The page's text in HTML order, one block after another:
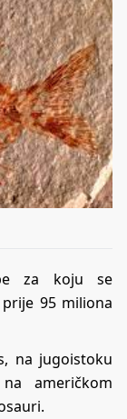
za koju se
95 miliona
na jugoistoku
američkom